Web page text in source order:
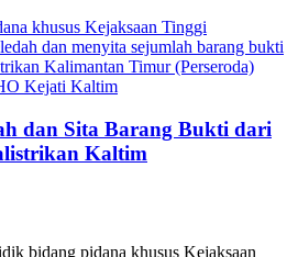
dan Sita Barang Bukti dari
Kaltim
bidang pidana khusus Kejaksaan